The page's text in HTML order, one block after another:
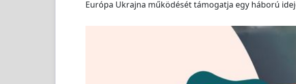
Európa Ukrajna működését támogatja egy háború